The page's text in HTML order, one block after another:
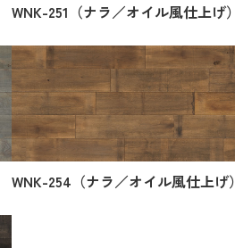
WNK-251（ナラ／オイル風仕上げ）
WNK-254（ナラ／オイル風仕上げ）